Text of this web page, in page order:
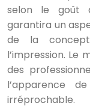
selon le goût
garantira un
de la
l’impression. Le
des
l’apparence
irréprochable.